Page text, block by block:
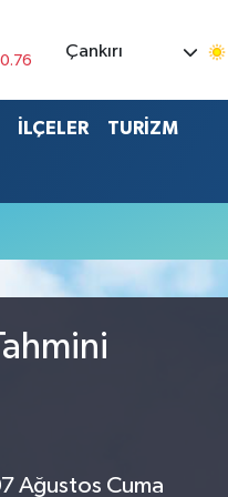
Çankırı
İLÇELER TURİZM
Ağustos Cuma